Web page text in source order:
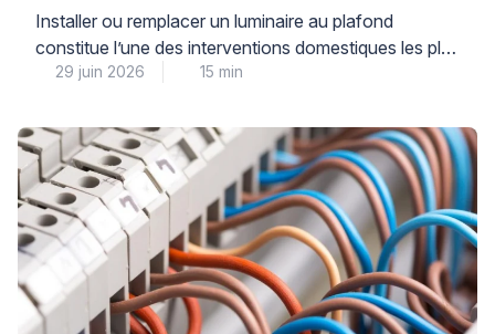
support bloque
Installer ou remplacer un luminaire au plafond
constitue l’une des interventions domestiques les plus
courantes, mais elle soulève des questions légitimes
Lorsque le support résiste au perçage, que le
système de raccordement semble incompréhensible
ou que le poids du luminaire vous inquiète, il est
parfaitement légitime d’hésiter […]
29 juin 2026 15 min